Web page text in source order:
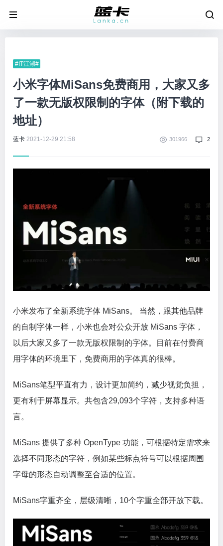
#IT江湖#
小米字体MiSans免费商用，大家又多
了一款无版权限制的字体（附下载的
地址）
蓝卡 2021-12-29 21:58 301966 2
小米发布了全新系统字体 MiSans。 当然，跟其他品牌
的自制字体一样，小米也会对公众开放 MiSans 字体，
以后大家又多了一款无版权限制的字体。目前在付费商
用字体的环境里下，免费商用的字体真的很棒。
MiSans笔型平直有力，设计更加简约，减少视觉负担，
更有利于屏幕显示。共包含29,093个字符，支持多种语
言。
MiSans 提供了多种 OpenType 功能，可根据特定需求来
选择不同形态的字符，例如某些标点符号可以根据周围
字母的形态自动调整至合适的位置。
MiSans字重齐全，层级清晰，10个字重全部开放下载。